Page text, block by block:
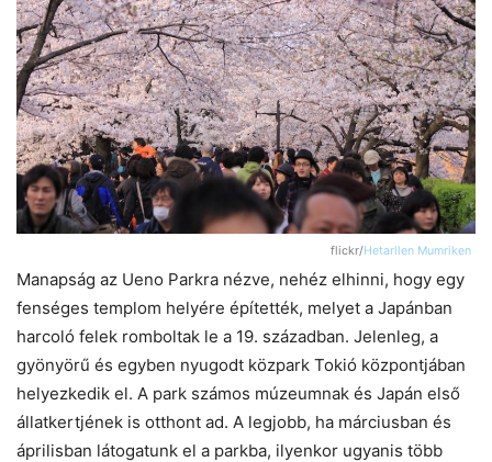
flickr/Hetarllen Mumriken
Manapság az Ueno Parkra nézve, nehéz elhinni, hogy egy
fenséges templom helyére építették, melyet a Japánban
harcoló felek romboltak le a 19. században. Jelenleg, a
gyönyörű és egyben nyugodt közpark Tokió központjában
helyezkedik el. A park számos múzeumnak és Japán első
állatkertjének is otthont ad. A legjobb, ha márciusban és
áprilisban látogatunk el a parkba, ilyenkor ugyanis több